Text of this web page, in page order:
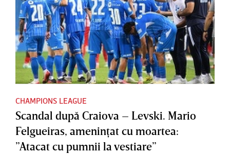
CHAMPIONS LEAGUE
Scandal după Craiova – Levski. Mario
Felgueiras, ameninţat cu moartea:
”Atacat cu pumnii la vestiare”